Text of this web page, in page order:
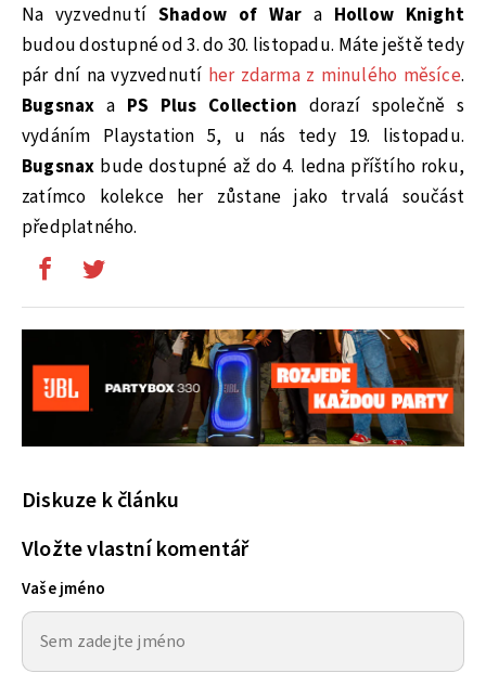
Na vyzvednutí Shadow of War a Hollow Knight
budou dostupné od 3. do 30. listopadu. Máte ještě tedy
pár dní na vyzvednutí her zdarma z minulého měsíce.
Bugsnax a PS Plus Collection dorazí společně s
vydáním Playstation 5, u nás tedy 19. listopadu.
Bugsnax bude dostupné až do 4. ledna příštího roku,
zatímco kolekce her zůstane jako trvalá součást
předplatného.
Diskuze k článku
Vložte vlastní komentář
Vaše jméno